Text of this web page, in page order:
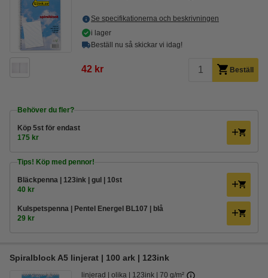
Se specifikationerna och beskrivningen
i lager
Beställ nu så skickar vi idag!
42 kr Beställ
Behöver du fler?
Köp 5st för endast
175 kr
Tips! Köp med pennor!
Bläckpenna | 123ink | gul | 10st
40 kr
Kulspetspenna | Pentel Energel BL107 | blå
29 kr
Spiralblock A5 linjerat | 100 ark | 123ink
linjerad olika 123ink 70 g/m²